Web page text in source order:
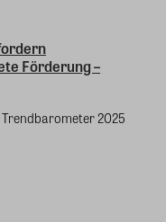
Förderung –
2025